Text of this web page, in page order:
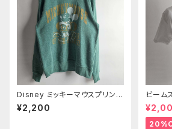
Disney ミッキーマウスプリント
クルーネックスウェットシャツ ト
レーナー 裏起毛 M グリーン m
¥2,200
ビーム
sney
ンコー
S ホ